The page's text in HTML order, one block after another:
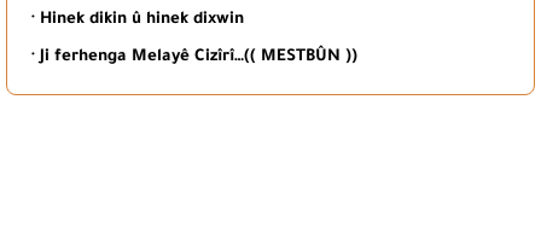
· Hinek dikin û hinek dixwin
· Ji ferhenga Melayê Cizîrî…(( MESTBÛN ))